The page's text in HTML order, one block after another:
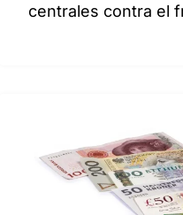
centrales contra el